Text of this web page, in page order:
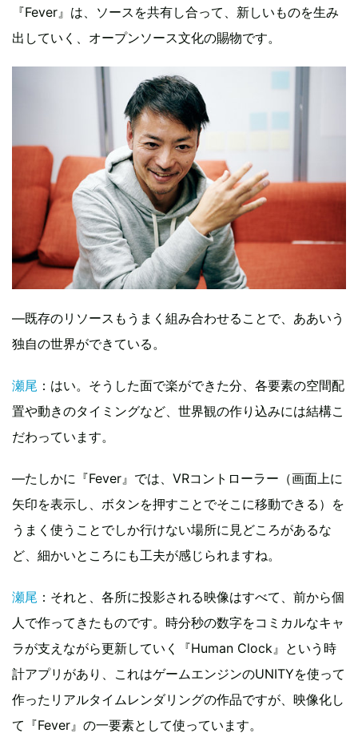
『Fever』は、ソースを共有し合って、新しいものを生み
出していく、オープンソース文化の賜物です。
—既存のリソースもうまく組み合わせることで、ああいう
独自の世界ができている。
瀬尾 ：はい。そうした面で楽ができた分、各要素の空間配
置や動きのタイミングなど、世界観の作り込みには結構こ
だわっています。
—たしかに『Fever』では、VRコントローラー（画面上に
矢印を表示し、ボタンを押すことでそこに移動できる）を
うまく使うことでしか行けない場所に見どころがあるな
ど、細かいところにも工夫が感じられますね。
瀬尾 ：それと、各所に投影される映像はすべて、前から個
人で作ってきたものです。時分秒の数字をコミカルなキャ
ラが支えながら更新していく『Human Clock』という時
計アプリがあり、これはゲームエンジンのUNITYを使って
作ったリアルタイムレンダリングの作品ですが、映像化し
て『Fever』の一要素として使っています。